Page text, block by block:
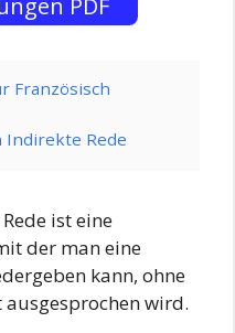
Französisch
Indirekte Rede
ist eine
der man eine
kann, ohne
wird.